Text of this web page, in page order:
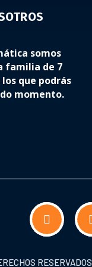
somos
familia de 7
que podrás
momento.
RESERVADOS